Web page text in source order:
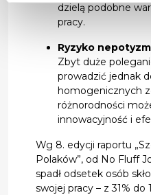
dzielą podobne
pracy.
Ryzyko
Zbyt duże
prowadzić jednak
homogenicznych
różnorodności
innowacyjność i
Wg 8. edycji raportu
Polaków”, od No Fluff
spadł odsetek osób
swojej pracy – z 31% do